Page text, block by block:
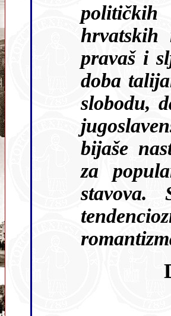
političkih
hrvatskih
pravaš i sljedbenik Supilovih političkih ideja, potom u
doba talijanskoga
slobodu,
bijaše nastavak pragmatičnoga
za